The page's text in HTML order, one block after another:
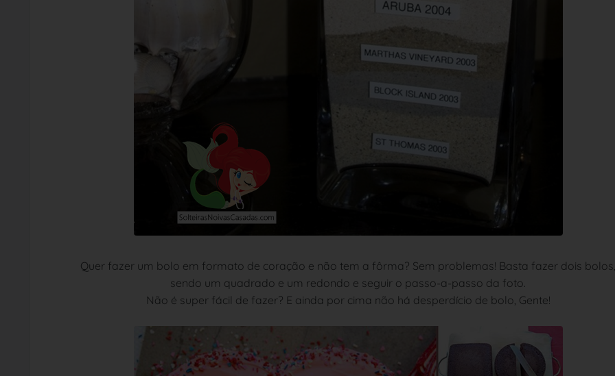
Quer fazer um bolo em formato de coração e não tem a fôrma? Sem problemas! Basta fazer dois bolos,
sendo um quadrado e um redondo e seguir o passo-a-passo da foto.
Não é super fácil de fazer? E ainda por cima não há desperdício de bolo, Gente!